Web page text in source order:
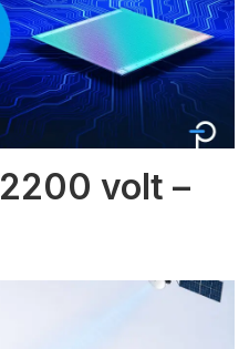
volt –